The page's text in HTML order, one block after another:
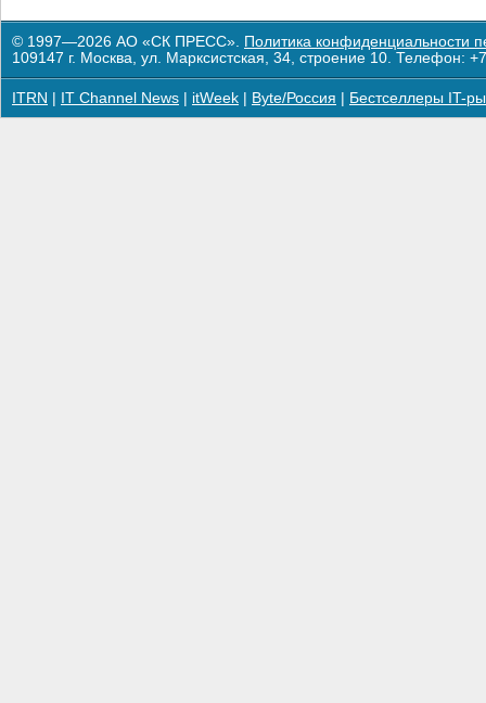
© 1997—2026 АО «СК ПРЕСС». Политика конфиденциальности
109147 г. Москва, ул. Марксистская, 34, строение 10. Телефон:
ITRN IT Channel News itWeek Byte/Россия Бестселлеры IT-